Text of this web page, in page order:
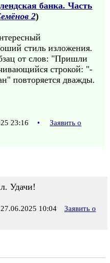
банка. Часть
2)
стиль изложения.
от слов: "Пришли
строкой: "-
повторяется дважды.
23:16 •
Заявить о
Удачи!
10:04
Заявить о